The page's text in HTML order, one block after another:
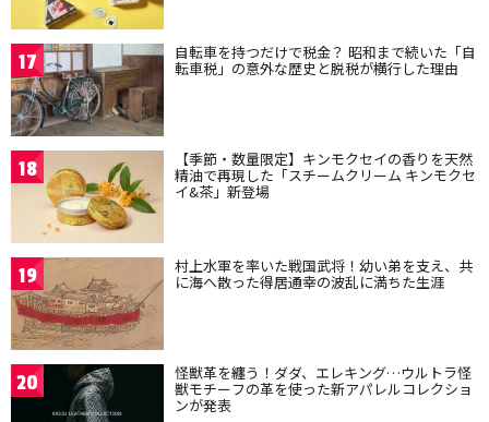
17 自転車を持つだけで税金？ 昭和まで続いた「自
転車税」の意外な歴史と脱税が横行した理由
18 【季節・数量限定】キンモクセイの香りを天然
精油で再現した「スチームクリーム キンモクセ
イ&茶」新登場
19 村上水軍を率いた戦国武将！幼い弟を支え、共
に海へ散った得居通幸の波乱に満ちた生涯
20 怪獣革を纏う！ダダ、エレキング…ウルトラ怪
獣モチーフの革を使った新アパレルコレクショ
ンが発表